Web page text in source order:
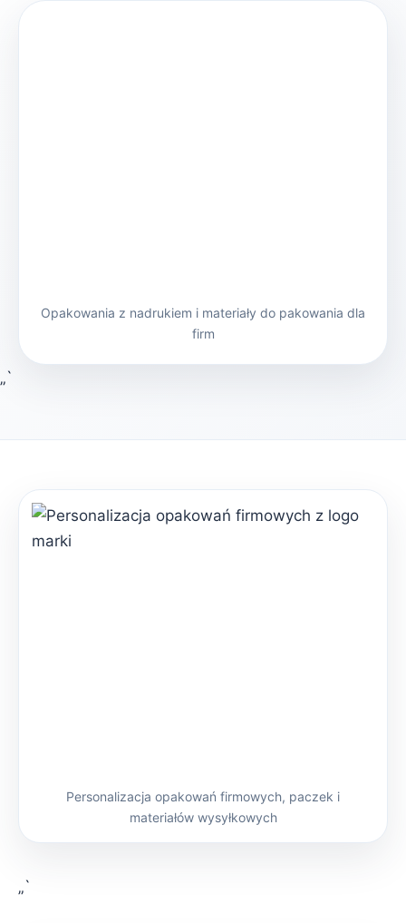
Opakowania z nadrukiem i materiały do pakowania dla
firm
„`
Personalizacja opakowań firmowych, paczek i
materiałów wysyłkowych
„`